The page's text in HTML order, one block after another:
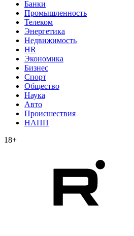
Банки
Промышленность
Телеком
Энергетика
Недвижимость
HR
Экономика
Бизнес
Спорт
Общество
Наука
Авто
Происшествия
НАПП
18+